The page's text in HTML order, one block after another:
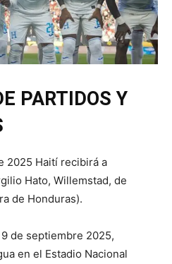
PARTIDOS Y
2025 Haití recibirá a
Hato, Willemstad, de
de Honduras).
de septiembre 2025,
en el Estadio Nacional